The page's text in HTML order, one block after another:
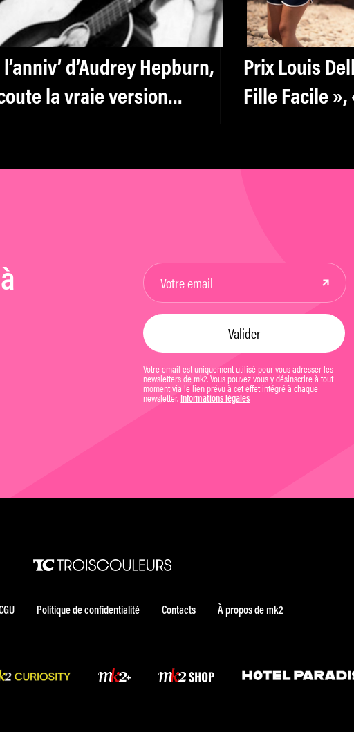
d’Audrey Hepburn,
la vraie version
Prix Louis
Fille Facile »,
Votre email est uniquement utilisé pour vous adresser les
newsletters de mk2. Vous pouvez vous y désinscrire à tout
moment via le lien prévu à cet effet intégré à chaque
newsletter. Informations légales
Politique de confidentialité Contacts À propos de mk2